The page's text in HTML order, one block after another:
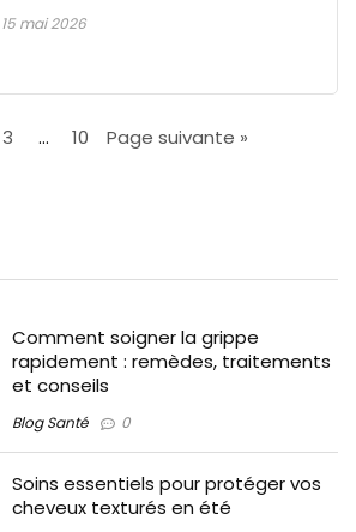
15 mai 2026
3 … 10 Page suivante »
Comment soigner la grippe
rapidement : remèdes, traitements
et conseils
Blog Santé 0
Soins essentiels pour protéger vos
cheveux texturés en été